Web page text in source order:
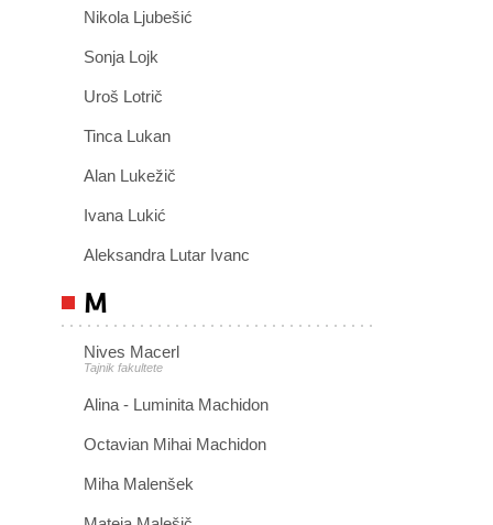
Nikola Ljubešić
Sonja Lojk
Uroš Lotrič
Tinca Lukan
Alan Lukežič
Ivana Lukić
Aleksandra Lutar Ivanc
M
Nives Macerl
Tajnik fakultete
Alina - Luminita Machidon
Octavian Mihai Machidon
Miha Malenšek